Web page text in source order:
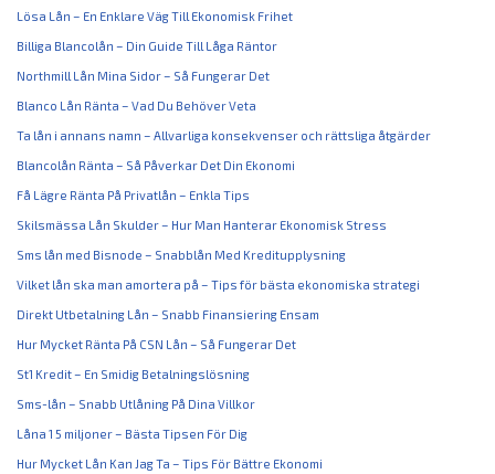
Lösa Lån – En Enklare Väg Till Ekonomisk Frihet
Billiga Blancolån – Din Guide Till Låga Räntor
Northmill Lån Mina Sidor – Så Fungerar Det
Blanco Lån Ränta – Vad Du Behöver Veta
Ta lån i annans namn – Allvarliga konsekvenser och rättsliga åtgärder
Blancolån Ränta – Så Påverkar Det Din Ekonomi
Få Lägre Ränta På Privatlån – Enkla Tips
Skilsmässa Lån Skulder – Hur Man Hanterar Ekonomisk Stress
Sms lån med Bisnode – Snabblån Med Kreditupplysning
Vilket lån ska man amortera på – Tips för bästa ekonomiska strategi
Direkt Utbetalning Lån – Snabb Finansiering Ensam
Hur Mycket Ränta På CSN Lån – Så Fungerar Det
St1 Kredit – En Smidig Betalningslösning
Sms-lån – Snabb Utlåning På Dina Villkor
Låna 1 5 miljoner – Bästa Tipsen För Dig
Hur Mycket Lån Kan Jag Ta – Tips För Bättre Ekonomi